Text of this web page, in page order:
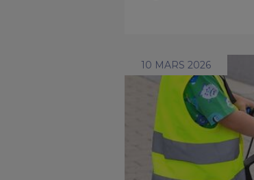
10 MARS 2026